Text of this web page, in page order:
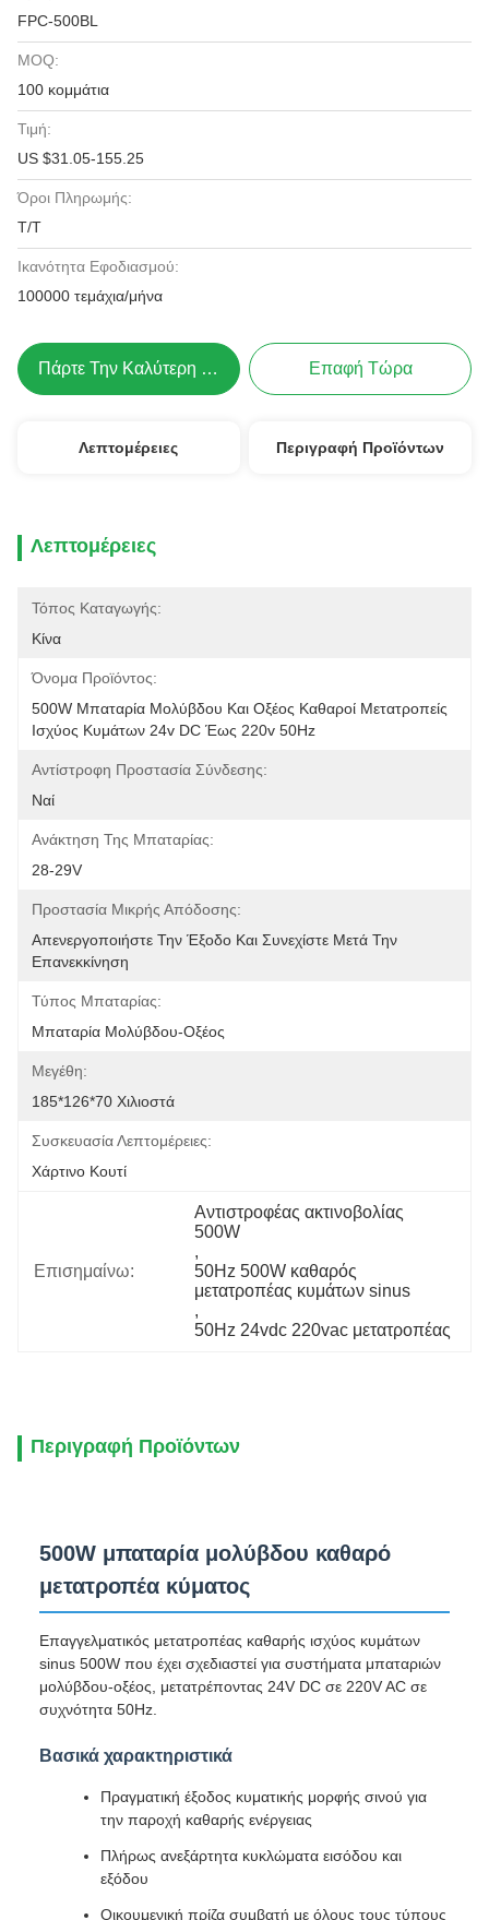
FPC-500BL
MOQ:
100 κομμάτια
Τιμή:
US $31.05-155.25
Όροι Πληρωμής:
Τ/Τ
Ικανότητα Εφοδιασμού:
100000 τεμάχια/μήνα
Πάρτε Την Καλύτερη Τιμή Επαφή Τώρα
Λεπτομέρειες Περιγραφή Προϊόντων
Λεπτομέρειες
Τόπος Καταγωγής:
Κίνα
Όνομα Προϊόντος:
500W Μπαταρία Μολύβδου Και Οξέος Καθαροί Μετατροπείς
Ισχύος Κυμάτων 24v DC Έως 220v 50Hz
Αντίστροφη Προστασία Σύνδεσης:
Ναί
Ανάκτηση Της Μπαταρίας:
28-29V
Προστασία Μικρής Απόδοσης:
Απενεργοποιήστε Την Έξοδο Και Συνεχίστε Μετά Την
Επανεκκίνηση
Τύπος Μπαταρίας:
Μπαταρία Μολύβδου-Οξέος
Μεγέθη:
185*126*70 Χιλιοστά
Συσκευασία Λεπτομέρειες:
Χάρτινο Κουτί
Επισημαίνω:
Αντιστροφέας ακτινοβολίας
500W
,
50Hz 500W καθαρός
μετατροπέας κυμάτων sinus
,
50Hz 24vdc 220vac μετατροπέας
Περιγραφή Προϊόντων
500W μπαταρία μολύβδου καθαρό
μετατροπέα κύματος
Επαγγελματικός μετατροπέας καθαρής ισχύος κυμάτων
sinus 500W που έχει σχεδιαστεί για συστήματα μπαταριών
μολύβδου-οξέος, μετατρέποντας 24V DC σε 220V AC σε
συχνότητα 50Hz.
Βασικά χαρακτηριστικά
Πραγματική έξοδος κυματικής μορφής σινού για
την παροχή καθαρής ενέργειας
Πλήρως ανεξάρτητα κυκλώματα εισόδου και
εξόδου
Οικουμενική πρίζα συμβατή με όλους τους τύπους